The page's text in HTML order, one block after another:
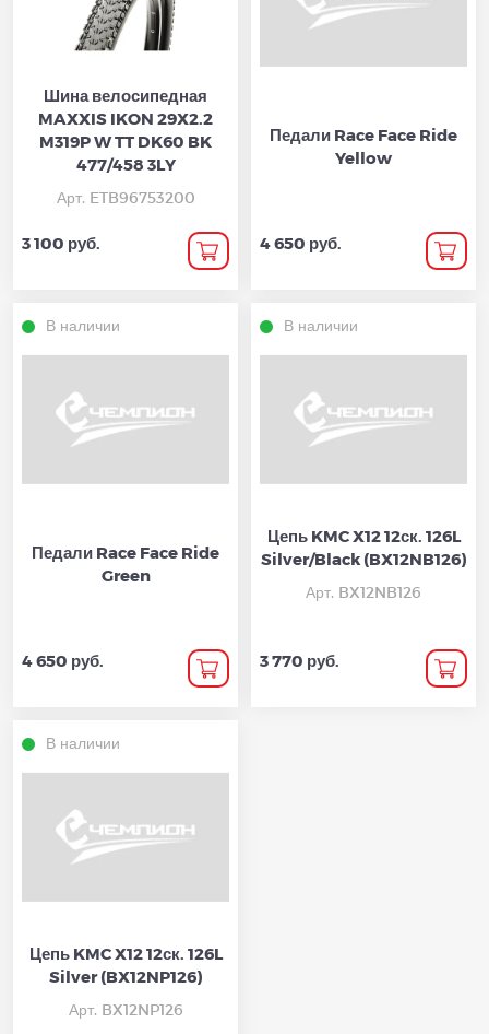
Шина велосипедная
MAXXIS IKON 29X2.2
M319P W TT DK60 BK
477/458 3LY
Арт. ETB96753200
3 100 руб.
Педали Race Face Ride
Yellow
4 650 руб.
В наличии
Педали Race Face Ride
Green
4 650 руб.
В наличии
Цепь KMC X12 12ск. 126L
Silver/Black (BX12NB126)
Арт. BX12NB126
3 770 руб.
В наличии
Цепь KMC X12 12ск. 126L
Silver (BX12NP126)
Арт. BX12NP126